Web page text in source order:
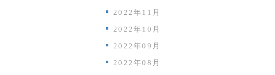
2022年11月
2022年10月
2022年09月
2022年08月